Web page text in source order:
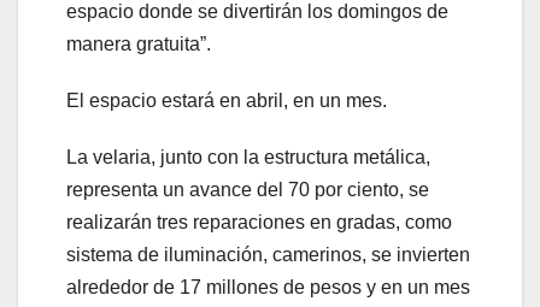
espacio donde se divertirán los domingos de
manera gratuita”.
El espacio estará en abril, en un mes.
La velaria, junto con la estructura metálica,
representa un avance del 70 por ciento, se
realizarán tres reparaciones en gradas, como
sistema de iluminación, camerinos, se invierten
alrededor de 17 millones de pesos y en un mes